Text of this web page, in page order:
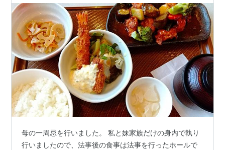
る。
関連キーワード
コンテンツ政策
母の一周忌を行いました。 私と妹家族だけの身内で執り
行いましたので、法事後の食事は法事を行ったホールで